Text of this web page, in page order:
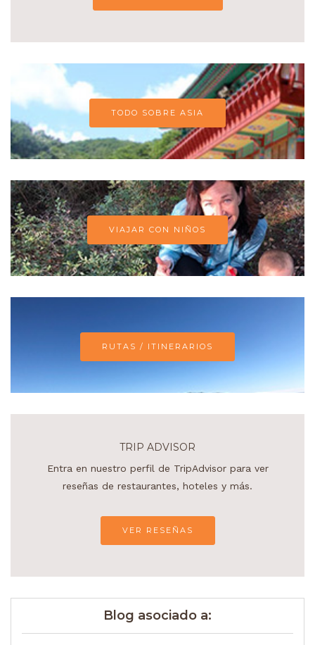
TODO SOBRE ASIA
VIAJAR CON NIÑOS
RUTAS / ITINERARIOS
TRIP ADVISOR
Entra en nuestro perfil de TripAdvisor para ver
reseñas de restaurantes, hoteles y más.
VER RESEÑAS
Blog asociado a: